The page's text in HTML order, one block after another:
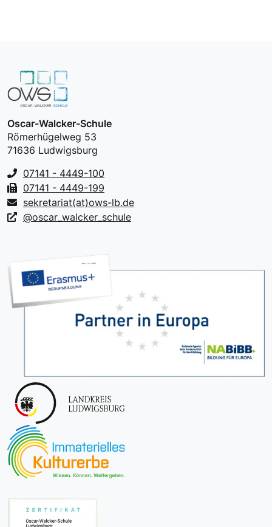
Oscar-Walcker-Schule
Römerhügelweg 53
71636 Ludwigsburg
07141 - 4449-100
07141 - 4449-199
sekretariat(at)ows-lb.de
@oscar_walcker_schule